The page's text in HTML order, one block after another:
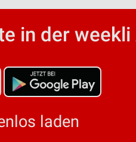
in der weekli
laden